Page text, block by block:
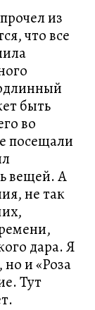
из
что все
быть
во
посещали
вещей. А
не так
дара. Я
но и «Роза
Тут